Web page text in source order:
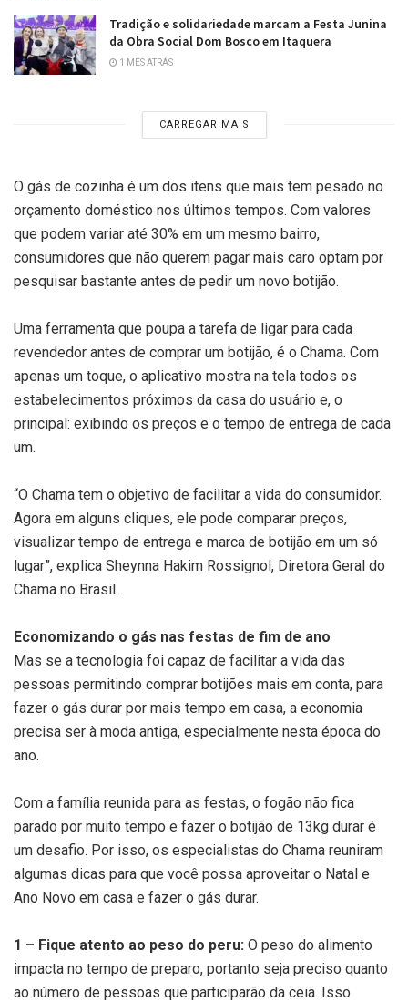
Tradição e solidariedade marcam a Festa Junina
da Obra Social Dom Bosco em Itaquera
1 MÊS ATRÁS
CARREGAR MAIS
O gás de cozinha é um dos itens que mais tem pesado no
orçamento doméstico nos últimos tempos. Com valores
que podem variar até 30% em um mesmo bairro,
consumidores que não querem pagar mais caro optam por
pesquisar bastante antes de pedir um novo botijão.
Uma ferramenta que poupa a tarefa de ligar para cada
revendedor antes de comprar um botijão, é o Chama. Com
apenas um toque, o aplicativo mostra na tela todos os
estabelecimentos próximos da casa do usuário e, o
principal: exibindo os preços e o tempo de entrega de cada
um.
“O Chama tem o objetivo de facilitar a vida do consumidor.
Agora em alguns cliques, ele pode comparar preços,
visualizar tempo de entrega e marca de botijão em um só
lugar”, explica Sheynna Hakim Rossignol, Diretora Geral do
Chama no Brasil.
Economizando o gás nas festas de fim de ano
Mas se a tecnologia foi capaz de facilitar a vida das
pessoas permitindo comprar botijões mais em conta, para
fazer o gás durar por mais tempo em casa, a economia
precisa ser à moda antiga, especialmente nesta época do
ano.
Com a família reunida para as festas, o fogão não fica
parado por muito tempo e fazer o botijão de 13kg durar é
um desafio. Por isso, os especialistas do Chama reuniram
algumas dicas para que você possa aproveitar o Natal e
Ano Novo em casa e fazer o gás durar.
1 – Fique atento ao peso do peru: O peso do alimento
impacta no tempo de preparo, portanto seja preciso quanto
ao número de pessoas que participarão da ceia. Isso